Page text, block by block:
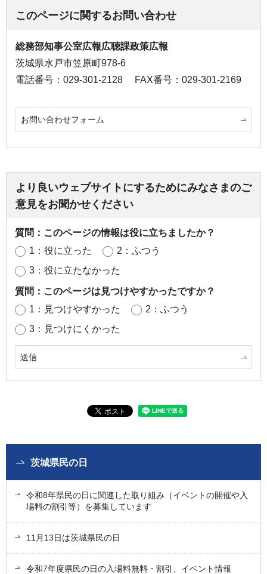
このページに関するお問い合わせ
総務部知事公室広報広聴課政策広報
茨城県水戸市笠原町978-6
電話番号：029-301-2128
FAX番号：029-301-2169
お問い合わせフォーム
より良いウェブサイトにするためにみなさまのご
意見をお聞かせください
質問：このページの情報は役に立ちましたか？
1：役に立った
2：ふつう
3：役に立たなかった
質問：このページは見つけやすかったですか？
1：見つけやすかった
2：ふつう
3：見つけにくかった
茨城県民の日
令和8年県民の日に関連した取り組み（イベントの開催や入
場料の割引等）を募集しています
11月13日は茨城県民の日
令和7年度県民の日の入場料無料・割引、イベント情報